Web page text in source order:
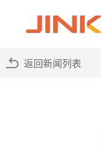
返回新闻列表